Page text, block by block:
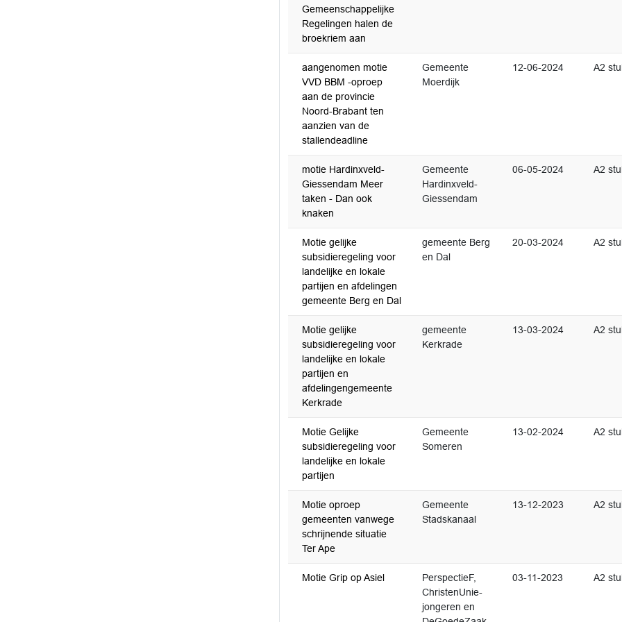
Gemeenschappelijke
Regelingen halen de
broekriem aan
aangenomen motie
VVD BBM -oproep
aan de provincie
Noord-Brabant ten
aanzien van de
stallendeadline
Gemeente
Moerdijk
12-06-2024 A2
motie Hardinxveld-
Giessendam Meer
taken - Dan ook
knaken
Gemeente
Hardinxveld-
Giessendam
06-05-2024 A2
Motie gelijke
subsidieregeling voor
landelijke en lokale
partijen en afdelingen
gemeente Berg en Dal
gemeente Berg
en Dal
20-03-2024 A2
Motie gelijke
subsidieregeling voor
landelijke en lokale
partijen en
afdelingengemeente
Kerkrade
gemeente
Kerkrade
13-03-2024 A2
Motie Gelijke
subsidieregeling voor
landelijke en lokale
partijen
Gemeente
Someren
13-02-2024 A2
Motie oproep
gemeenten vanwege
schrijnende situatie
Ter Ape
Gemeente
Stadskanaal
13-12-2023 A2
Motie Grip op Asiel
PerspectieF,
ChristenUnie-
jongeren en
03-11-2023 A2